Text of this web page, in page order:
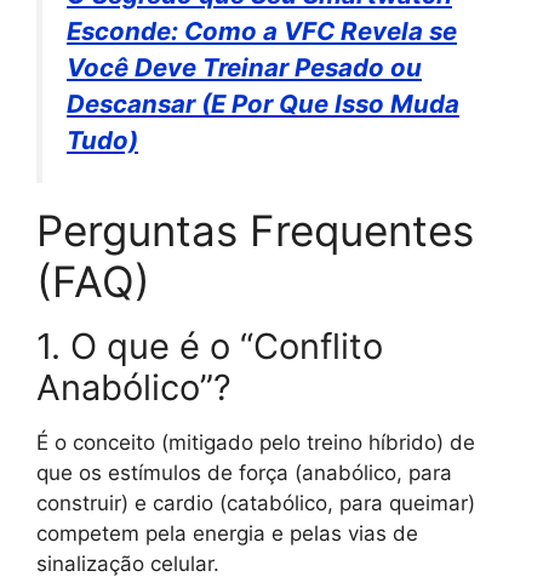
Esconde: Como a VFC Revela se
Você Deve Treinar Pesado ou
Descansar (E Por Que Isso Muda
Tudo)
Perguntas Frequentes
(FAQ)
1. O que é o “Conflito
Anabólico”?
É o conceito (mitigado pelo treino híbrido) de
que os estímulos de força (anabólico, para
construir) e cardio (catabólico, para queimar)
competem pela energia e pelas vias de
sinalização celular.